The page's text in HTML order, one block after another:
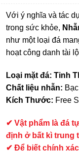
Với ý nghĩa và tác
trong sức khỏe,
như một loại đá
hoạt công danh tài
Loại mặt đá: Tinh
Chất liệu nhẫn:
Kích Thước: Free
✔ Vật phẩm là đá
định ở bất kì trung
✔ Để biết chính